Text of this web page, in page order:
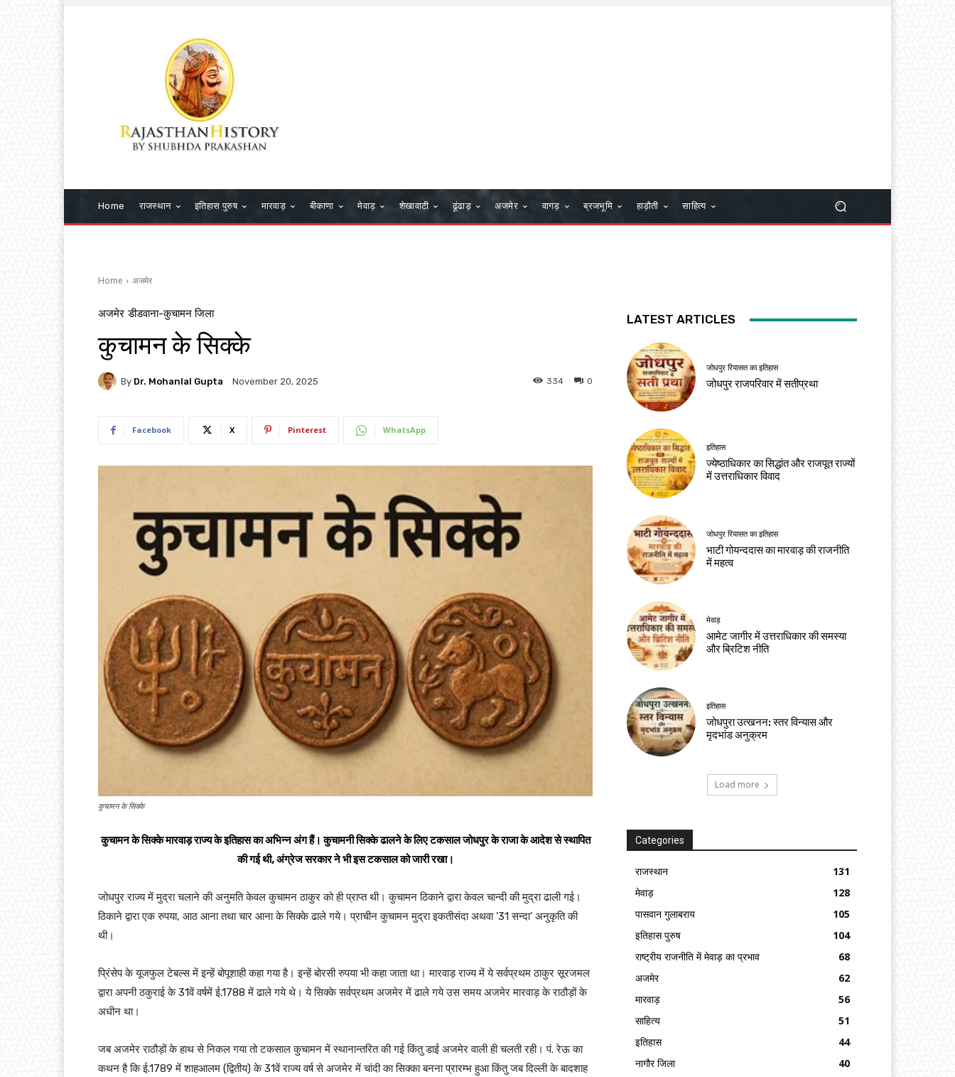
Home राजस्थान इतिहास पुरुष मारवाड़ बीकाणा मेवाड़ शेखावाटी ढूंढाड़ अजमेर वागड़ ब्रजभूमि हाड़ौती साहित्य
Home अजमेर
अजमेर डीडवाना-कुचामन जिला
कुचामन के सिक्के
By Dr. Mohanlal Gupta November 20, 2025 0
334
Facebook X Pinterest WhatsApp
कुचामन के सिक्के
कुचामन के सिक्के मारवाड़ राज्य के इतिहास का अभिन्न अंग हैं। कुचामनी सिक्के ढालने के लिए टकसाल जोधपुर के राजा के आदेश से स्थापित
की गई थी, अंग्रेज सरकार ने भी इस टकसाल को जारी रखा।
जोधपुर राज्य में मुद्रा चलाने की अनुमति केवल कुचामन ठाकुर को ही प्राप्त थी। कुचामन ठिकाने द्वारा केवल चान्दी की मुद्रा ढाली गई।
ठिकाने द्वारा एक रुपया, आठ आना तथा चार आना के सिक्के ढाले गये। प्राचीन कुचामन मुद्रा इकतीसंदा अथवा ’31 सन्दा’ अनुकृति की
थी।
प्रिंसेप के यूजफुल टेबल्स में इन्हें बोपूशाही कहा गया है। इन्हें बोरसी रुपया भी कहा जाता था। मारवाड़ राज्य में ये सर्वप्रथम ठाकुर सूरजमल
द्वारा अपनी ठकुराई के 31वें वर्षमें ई.1788 में ढाले गये थे। ये सिक्के सर्वप्रथम अजमेर में ढाले गये उस समय अजमेर मारवाड़ के राठौड़ों के
अधीन था।
जब अजमेर राठौड़ों के हाथ से निकल गया तो टकसाल कुचामन में स्थानान्तरित की गई किंतु डाई अजमेर वाली ही चलती रही। पं. रेऊ का
कथन है कि ई.1789 में शाहआलम (द्वितीय) के 31वें राज्य वर्ष से अजमेर में चांदी का सिक्का बनना प्रारम्भ हुआ किंतु जब दिल्ली के बादशाह
LATEST ARTICLES
जोधपुर रियासत का इतिहास
जोधपुर राजपरिवार में सतीप्रथा
इतिहास
ज्येष्ठाधिकार का सिद्धांत और राजपूत राज्यों
में उत्तराधिकार विवाद
जोधपुर रियासत का इतिहास
भाटी गोयन्ददास का मारवाड़ की राजनीति
में महत्व
मेवाड़
आमेट जागीर में उत्तराधिकार की समस्या
और ब्रिटिश नीति
इतिहास
जोधपुरा उत्खनन: स्तर विन्यास और
मृदभांड अनुक्रम
Load more
Categories
राजस्थान
131
मेवाड़
128
पासवान गुलाबराय
105
इतिहास पुरुष
104
राष्ट्रीय राजनीति में मेवाड़ का प्रभाव
68
अजमेर
62
मारवाड़
56
साहित्य
51
इतिहास
44
नागौर जिला
40